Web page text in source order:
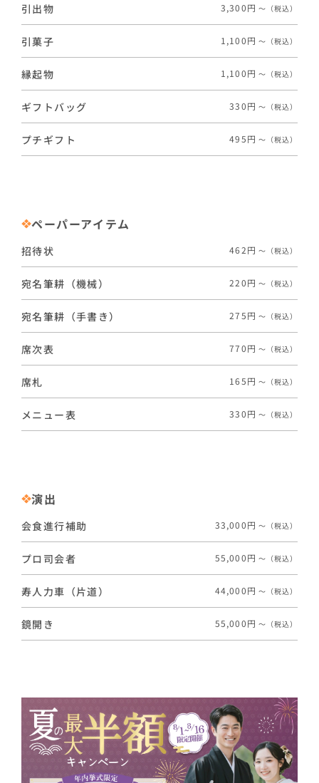
引出物 3,300円 〜（税込）
引菓子 1,100円 〜（税込）
縁起物 1,100円 〜（税込）
ギフトバッグ 330円 〜（税込）
プチギフト 495円 〜（税込）
ペーパーアイテム
招待状 462円 〜（税込）
宛名筆耕（機械） 220円 〜（税込）
宛名筆耕（手書き） 275円 〜（税込）
席次表 770円 〜（税込）
席札 165円 〜（税込）
メニュー表 330円 〜（税込）
演出
会食進行補助 33,000円 〜（税込）
プロ司会者 55,000円 〜（税込）
寿人力車（片道） 44,000円 〜（税込）
鏡開き 55,000円 〜（税込）